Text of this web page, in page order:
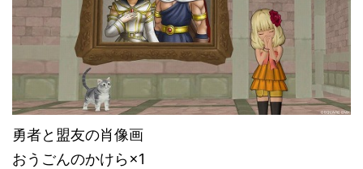
勇者と盟友の肖像画
おうごんのかけら×1